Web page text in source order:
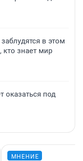
в этом
кто знает мир
оказаться под
МНЕНИЕ